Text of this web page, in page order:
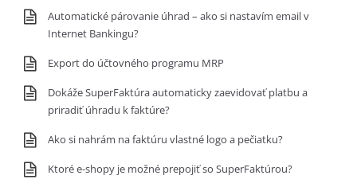
Automatické párovanie úhrad – ako si nastavím email v
Internet Bankingu?
Export do účtovného programu MRP
Dokáže SuperFaktúra automaticky zaevidovať platbu a
priradiť úhradu k faktúre?
Ako si nahrám na faktúru vlastné logo a pečiatku?
Ktoré e-shopy je možné prepojiť so SuperFaktúrou?